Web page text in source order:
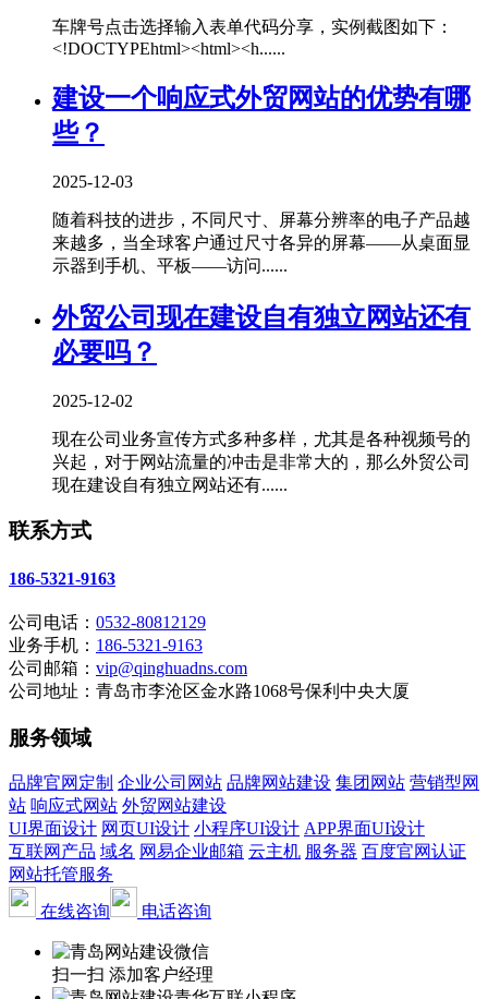
车牌号点击选择输入表单代码分享，实例截图如下：
<!DOCTYPEhtml><html><h......
建设一个响应式外贸网站的优势有哪
些？
2025-12-03
随着科技的进步，不同尺寸、屏幕分辨率的电子产品越
来越多，当全球客户通过尺寸各异的屏幕——从桌面显
示器到手机、平板——访问......
外贸公司现在建设自有独立网站还有
必要吗？
2025-12-02
现在公司业务宣传方式多种多样，尤其是各种视频号的
兴起，对于网站流量的冲击是非常大的，那么外贸公司
现在建设自有独立网站还有......
联系方式
186-5321-9163
公司电话： 0532-80812129
业务手机： 186-5321-9163
公司邮箱： vip@qinghuadns.com
公司地址：青岛市李沧区金水路1068号保利中央大厦
服务领域
品牌官网定制 企业公司网站 品牌网站建设 集团网站 营销型网
站 响应式网站 外贸网站建设
UI界面设计 网页UI设计 小程序UI设计 APP界面UI设计
互联网产品 域名 网易企业邮箱 云主机 服务器 百度官网认证
网站托管服务
在线咨询
电话咨询
扫一扫 添加客户经理